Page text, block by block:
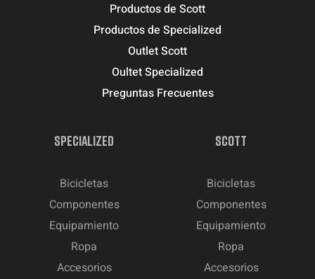
Productos de Scott
Productos de Specialized
Outlet Scott
Oultet Specialized
Preguntas Frecuentes
SPECIALIZED
Bicicletas
Componentes
Equipamiento
Ropa
Accesorios
SCOTT
Bicicletas
Componentes
Equipamiento
Ropa
Accesorios